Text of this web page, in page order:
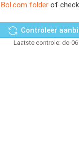
Bol.com folder of
Controleer
Laatste controle: do 06